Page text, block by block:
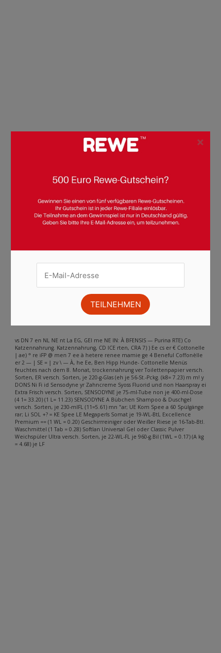
Seite :12345678910111213141516171819
Andere Inhalte gefunden auf der
Seite
Bitte beachten Sie, dass dieser Text automatisch generiert wird und
vs DN 7 en NL NE nt La EG, GEI me NE IN: À BFENSIS — Purina RTE) Co
Katzennahrung. Katzennahrung, CD ICE rten, CRA 7) ) Ee cs er € Cottonelle
| ae) ° re iFP @ men 7 ee à hetere renee mamie ge 4 Beneful Coffonèlle
er 2 — | SE = | zv \ — À, he Ee, Ben Hipp Hunde- Cottonelle Menüs
feuchtes nach dem 8. Monat, trockennahrung ver Toilettenpapier versch.
Sorten, ER versch. Sorten, je 220-g-Glas (eh je 56-St.-Pckg. (k8= 7.23) m m! y
DONS Ni Fi id Sensodyne yr Zahncreme Syoss Fluorid und non Haarspray ei
Extra Frisch versch. Sorten, SENSODYNE je 75-ml-Tube non je 400-ml-Dose
(4 1= 33.20) (1 L= 11.23) SENSODYNE A Bübchen Shampoo & Duschgel
versch. Sorten, je 230-mlFL (11=5.61) mn "ar; UE Kom Spee a 60 Spülgänge
rar; Li SOL +? = KE Spee LE Megaperls Somat je 19-WL-BtL Excellence
Premium == (1 WL = 0.20) Geschirrreiniger oder Weißer Riese je 16-Tab-Btl.
Waschmittel (1 Tab = 0.28) Softlan Universal Gel oder Classic Pulver
Weichspüler Ultra versch. Sorten, je 22-WL-FL je 960-g.Bil (1WL = 0.17) (A kg
= 4.68) je LF
×